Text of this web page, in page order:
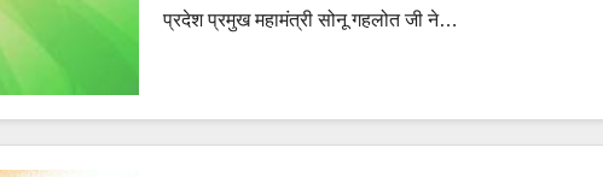
प्रदेश प्रमुख महामंत्री सोनू गहलोत जी ने…